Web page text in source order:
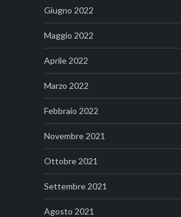
Giugno 2022
Maggio 2022
Aprile 2022
Marzo 2022
Febbraio 2022
Novembre 2021
Ottobre 2021
Settembre 2021
Agosto 2021